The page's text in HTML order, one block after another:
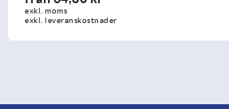
exkl. leveranskostnader